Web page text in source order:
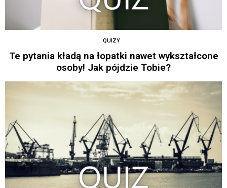
QUIZY
Te pytania kładą na łopatki nawet wykształcone
osoby! Jak pójdzie Tobie?